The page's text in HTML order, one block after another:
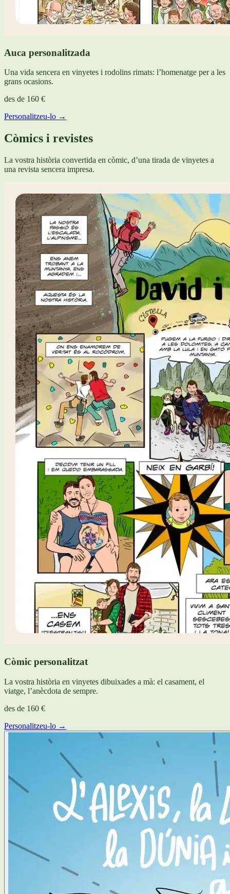
Auca personalitzada
Una vida sencera en vinyetes i rodolins rimats: l’homenatge per a les
grans ocasions.
des de 160 €
Personalitzeu-lo →
Còmics i revistes
La vostra història convertida en còmic, d’una tirada de vinyetes a
una revista sencera impresa.
Còmic personalitzat
La vostra història en vinyetes dibuixades a mà: el casament, el
viatge, l’anècdota de sempre.
des de 160 €
Personalitzeu-lo →